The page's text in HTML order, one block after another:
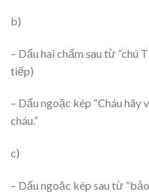
b)
– Dấu hai chấm sau từ “chú
tiếp)
– Dấu ngoặc kép “Cháu
cháu.”
c)
– Dấu ngoặc kép sau từ